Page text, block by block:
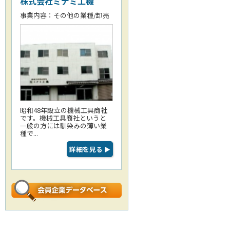
事業内容：その他の業種/卸売
昭和48年設立の機械工具商社
です。機械工具商社というと
一般の方には馴染みの薄い業
種で...
詳細を見る ▶